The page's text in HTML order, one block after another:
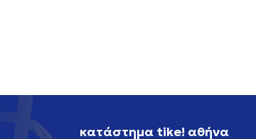
κατάστημα tike! αθήνα